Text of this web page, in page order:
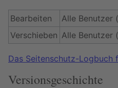
Bearbeiten
Alle Benutzer
Verschieben Alle Benutzer
Das Seitenschutz-Logbuch
Versionsgeschichte